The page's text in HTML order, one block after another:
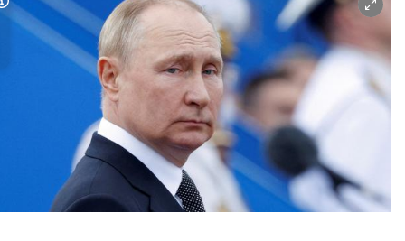
Untermenü
Untermenü
Untermenü
Untermenü
Copyright-Hinweis öffnen/schließen